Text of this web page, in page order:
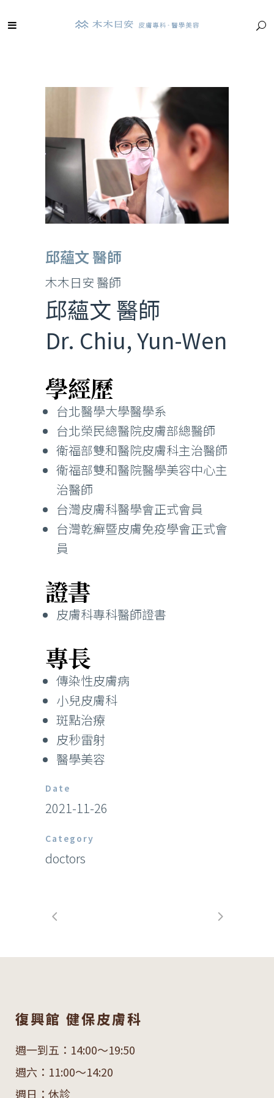
邱蘊文 醫師
木木日安 醫師
邱蘊文 醫師
Dr. Chiu, Yun-Wen
學經歷
台北醫學大學醫學系
台北榮民總醫院皮膚部總醫師
衛福部雙和醫院皮膚科主治醫師
衛福部雙和醫院醫學美容中心主
治醫師
台灣皮膚科醫學會正式會員
台灣乾癬暨皮膚免疫學會正式會
員
證書
皮膚科專科醫師證書
專長
傳染性皮膚病
小兒皮膚科
斑點治療
皮秒雷射
醫學美容
Date
2021-11-26
Category
doctors
復興館 健保皮膚科
週一到五：14:00～19:50
週六：11:00～14:20
週日：休診